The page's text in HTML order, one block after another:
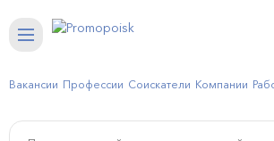
Вакансии Профессии Соискатели Компании